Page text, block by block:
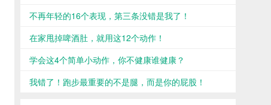
不再年轻的16个表现，第三条没错是我了！
在家甩掉啤酒肚，就用这12个动作！
学会这4个简单小动作，你不健康谁健康？
我错了！跑步最重要的不是腿，而是你的屁股！